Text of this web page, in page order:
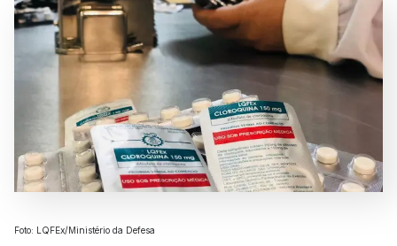
Foto: LQFEx/Ministério da Defesa